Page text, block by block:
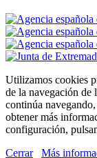
Utilizamos cookies
de la navegación de
continúa
obtener más
configuración,
Cerrar
Más